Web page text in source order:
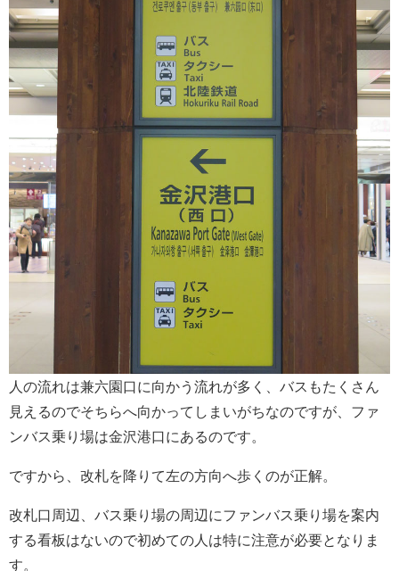
人の流れは兼六園口に向かう流れが多く、バスもたくさん
見えるのでそちらへ向かってしまいがちなのですが、ファ
ンバス乗り場は金沢港口にあるのです。
ですから、改札を降りて左の方向へ歩くのが正解。
改札口周辺、バス乗り場の周辺にファンバス乗り場を案内
する看板はないので初めての人は特に注意が必要となりま
す。